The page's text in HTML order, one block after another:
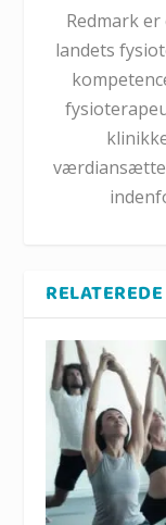
Redmark
landets